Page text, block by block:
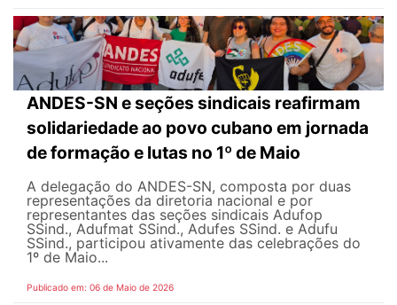
ANDES-SN e seções sindicais reafirmam
solidariedade ao povo cubano em jornada
de formação e lutas no 1º de Maio
A delegação do ANDES-SN, composta por duas
representações da diretoria nacional e por
representantes das seções sindicais Adufop
SSind., Adufmat SSind., Adufes SSind. e Adufu
SSind., participou ativamente das celebrações do
1º de Maio...
Publicado em: 06 de Maio de 2026